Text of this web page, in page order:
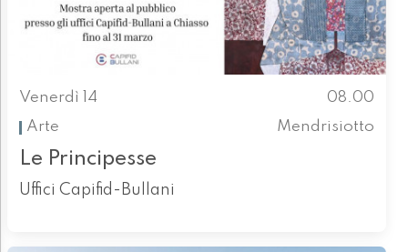
Venerdì 14
08.00
Arte
Mendrisiotto
Le Principesse
Uffici Capifid-Bullani